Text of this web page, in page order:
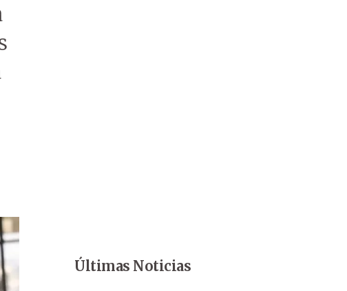
Últimas Noticias